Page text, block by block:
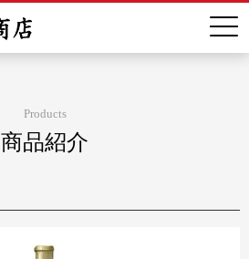
Products
商品紹介